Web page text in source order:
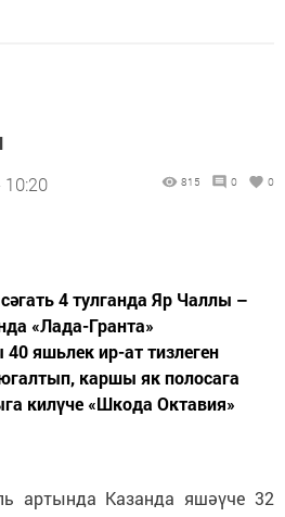
10:20 815 0 0
4 тулганда Яр Чаллы –
«Лада-Гранта»
яшьлек ир-ат тизлеген
каршы як полосага
килүче «Шкода Октавия»
артында Казанда яшәүче 32